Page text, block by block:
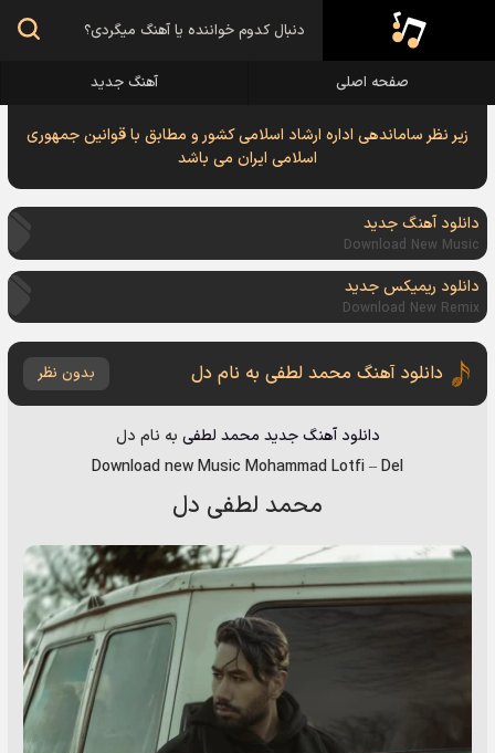
صفحه اصلی آهنگ جدید
زیر نظر ساماندهی اداره ارشاد اسلامی کشور و مطابق با قوانین جمهوری
اسلامی ایران می باشد
دانلود آهنگ جدید
Download New Music
دانلود ریمیکس جدید
Download New Remix
دانلود آهنگ محمد لطفی به نام دل بدون نظر
دانلود آهنگ جدید محمد لطفی به نام دل
Download new Music Mohammad Lotfi–Del
محمد لطفی دل